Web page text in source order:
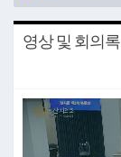
영상 및 회의록